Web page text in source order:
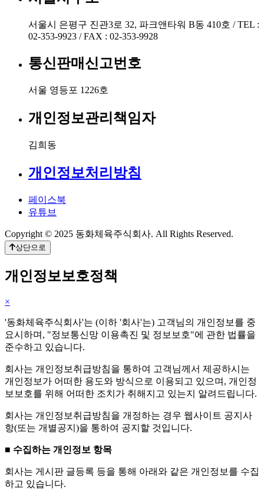
서울시 은평구 진관3로 32, 파크앤타워 B동 410호 / TEL :
02-353-9923 / FAX : 02-353-9928
통신판매신고번호
서울 영등포 1226호
개인정보관리책임자
김희동
개인정보처리방침
페이스북
유튜브
Copyright © 2025 동화체육주식회사. All Rights Reserved.
상단으로
개인정보보호정책
×
'동화체육주식회사'는 (이하 '회사'는) 고객님의 개인정보를 중
요시하며, "정보통신망 이용촉진 및 정보보호"에 관한 법률을
준수하고 있습니다.
회사는 개인정보취급방침을 통하여 고객님께서 제공하시는
개인정보가 어떠한 용도와 방식으로 이용되고 있으며, 개인정
보보호를 위해 어떠한 조치가 취해지고 있는지 알려드립니다.
회사는 개인정보취급방침을 개정하는 경우 웹사이트 공지사
항(또는 개별공지)을 통하여 공지할 것입니다.
■ 수집하는 개인정보 항목
회사는 게시판 글등록 등을 통해 아래와 같은 개인정보를 수집
하고 있습니다.